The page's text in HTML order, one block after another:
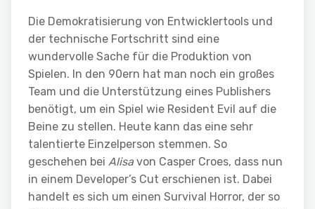
Die Demokratisierung von Entwicklertools und
der technische Fortschritt sind eine
wundervolle Sache für die Produktion von
Spielen. In den 90ern hat man noch ein großes
Team und die Unterstützung eines Publishers
benötigt, um ein Spiel wie Resident Evil auf die
Beine zu stellen. Heute kann das eine sehr
talentierte Einzelperson stemmen. So
geschehen bei Alisavon Casper Croes, dass nun
in einem Developer’s Cut erschienen ist. Dabei
handelt es sich um einen Survival Horror, der so